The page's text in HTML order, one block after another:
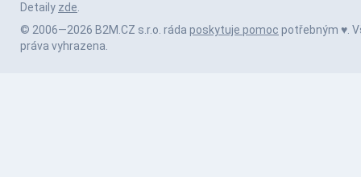
Detaily zde.
© 2006—2026 B2M.CZ s.r.o. ráda poskytuje pomoc potřebným ♥️.
práva vyhrazena.